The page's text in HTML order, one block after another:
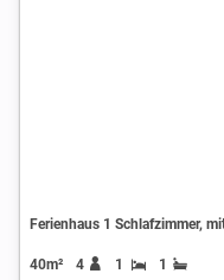
Ferienhaus 1 Schlafzimmer,
40m² 4 1
1